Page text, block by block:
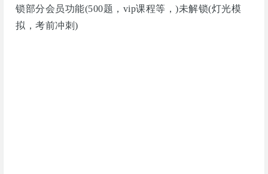
锁部分会员功能(500题，vip课程等，)未解锁(灯光模
拟，考前冲刺)